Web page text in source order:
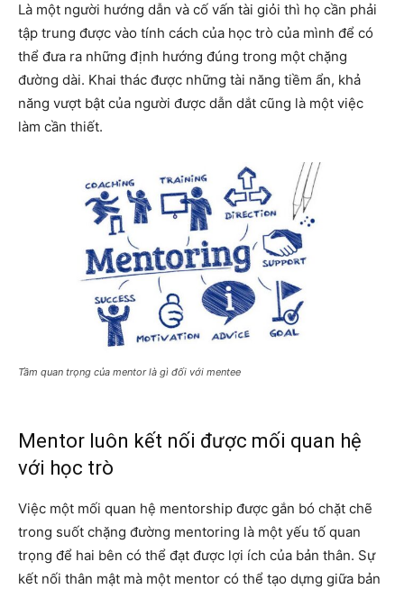
Là một người hướng dẫn và cố vấn tài giỏi thì họ cần phải
tập trung được vào tính cách của học trò của mình để có
thể đưa ra những định hướng đúng trong một chặng
đường dài. Khai thác được những tài năng tiềm ẩn, khả
năng vượt bật của người được dẫn dắt cũng là một việc
làm cần thiết.
Tầm quan trọng của mentor là gì đối với mentee
Mentor luôn kết nối được mối quan hệ
với học trò
Việc một mối quan hệ mentorship được gắn bó chặt chẽ
trong suốt chặng đường mentoring là một yếu tố quan
trọng để hai bên có thể đạt được lợi ích của bản thân. Sự
kết nối thân mật mà một mentor có thể tạo dựng giữa bản